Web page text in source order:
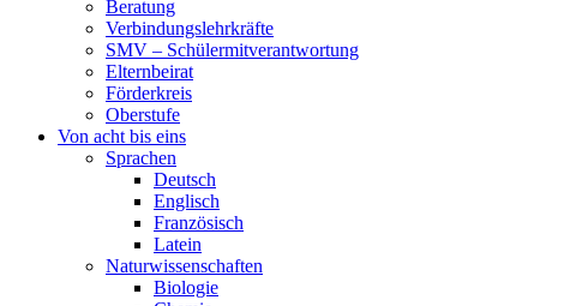
Beratung
Verbindungslehrkräfte
SMV – Schülermitverantwortung
Elternbeirat
Förderkreis
Oberstufe
Von acht bis eins
Sprachen
Deutsch
Englisch
Französisch
Latein
Naturwissenschaften
Biologie